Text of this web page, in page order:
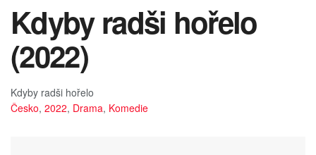
Kdyby radši hořelo
(2022)
Kdyby radši hořelo
Česko, 2022, Drama, Komedie